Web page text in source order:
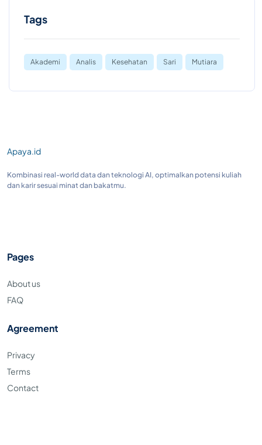
Tags
Akademi Analis Kesehatan Sari Mutiara
Apaya.id
Kombinasi real-world data dan teknologi AI, optimalkan potensi kuliah
dan karir sesuai minat dan bakatmu.
Pages
About us
FAQ
Agreement
Privacy
Terms
Contact